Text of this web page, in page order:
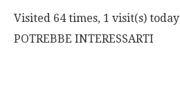
Visited 64 times, 1 visit(s) today
POTREBBE INTERESSARTI